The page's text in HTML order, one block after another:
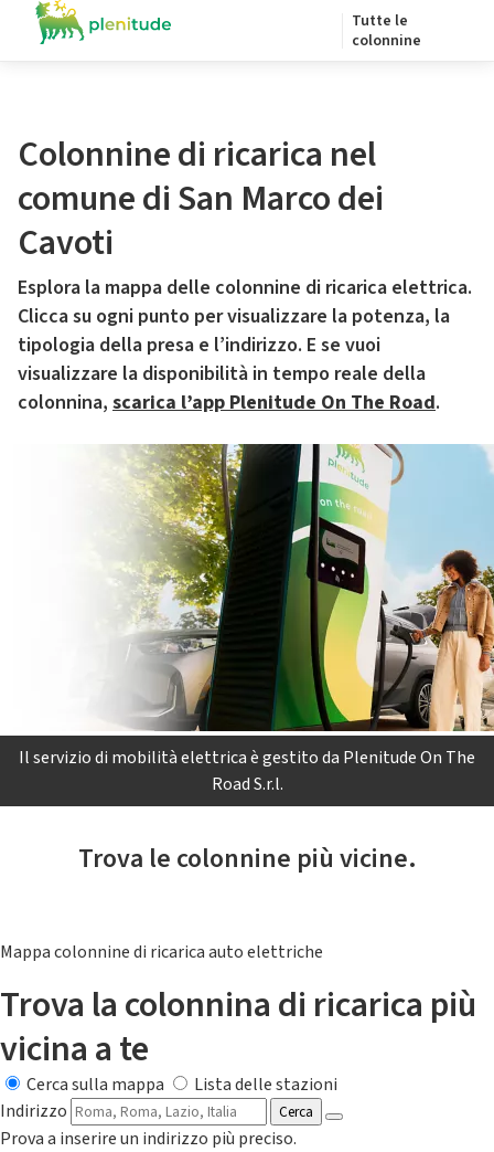
Tutte le
colonnine
Colonnine di ricarica nel
comune di San Marco dei
Cavoti
Esplora la mappa delle colonnine di ricarica elettrica.
Clicca su ogni punto per visualizzare la potenza, la
tipologia della presa e l’indirizzo. E se vuoi
visualizzare la disponibilità in tempo reale della
colonnina, scarica l’app Plenitude On The Road.
Il servizio di mobilità elettrica è gestito da Plenitude On The
Road S.r.l.
Trova le colonnine più vicine.
Mappa colonnine di ricarica auto elettriche
Trova la colonnina di ricarica più
vicina a te
Cerca sulla mappa
Lista delle stazioni
Indirizzo
Cerca
Prova a inserire un indirizzo più preciso.